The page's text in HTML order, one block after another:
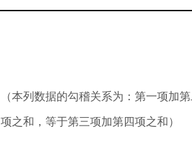
（本列数据的勾稽关系为：第一项加
项之和，等于第三项加第四项之和）